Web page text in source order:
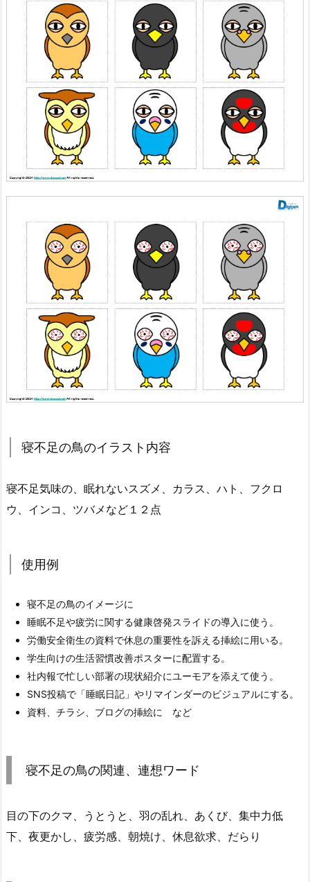
寝不足の鳥のイラスト内容
寝不足気味の、眠れないスズメ、カラス、ハト、フクロ
ウ、インコ、ツバメなど１２点
使用例
寝不足の鳥のイメージに
睡眠不足や疲労に関する健康啓発スライドの導入に使う。
労働安全衛生の資料で休息の重要性を訴える挿絵に用いる。
学生向けの生活習慣改善ポスターに配置する。
社内報で忙しい部署の現状紹介にユーモアを添えて使う。
SNS投稿で「睡眠日記」やリマインダーのビジュアルにする。
資料、チラシ、ブログの挿絵に など
寝不足の鳥の関連、連想ワード
目の下のクマ、うとうと、羽の乱れ、あくび、集中力低
下、夜更かし、疲労感、朝焼け、休息欲求、だらり